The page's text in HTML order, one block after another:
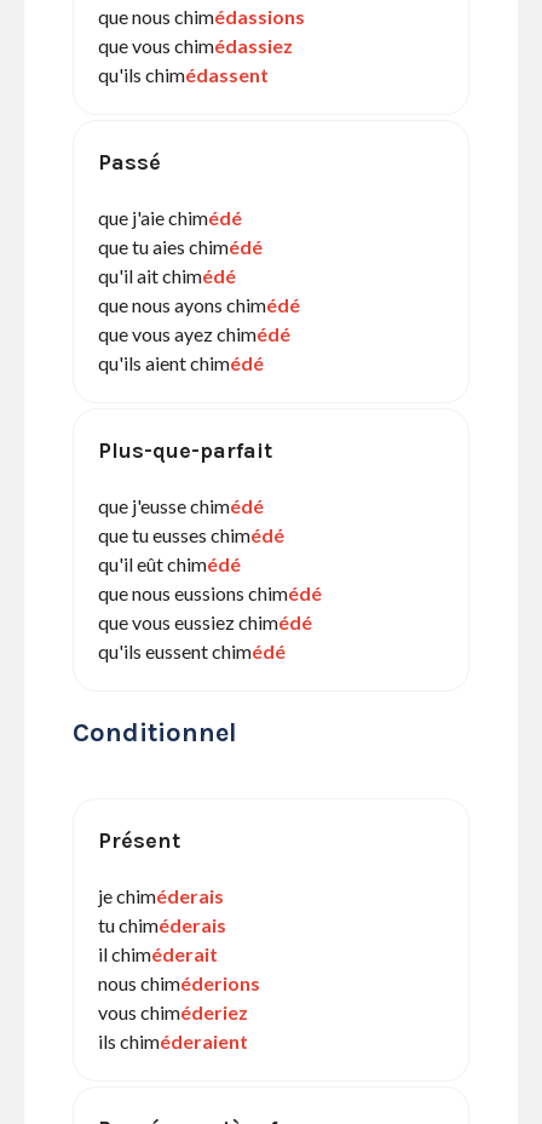
que nous chimédassions
que vous chimédassiez
qu'ils chimédassent
Passé
que j'aie chimédé
que tu aies chimédé
qu'il ait chimédé
que nous ayons chimédé
que vous ayez chimédé
qu'ils aient chimédé
Plus-que-parfait
que j'eusse chimédé
que tu eusses chimédé
qu'il eût chimédé
que nous eussions chimédé
que vous eussiez chimédé
qu'ils eussent chimédé
Conditionnel
Présent
je chiméderais
tu chiméderais
il chiméderait
nous chiméderions
vous chiméderiez
ils chiméderaient